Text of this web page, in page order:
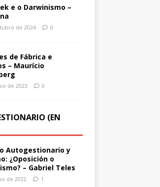
e o Darwinismo –
de 2024 0
de Fábrica e
– Maurício
de 2023 0
(EN
Autogestionario y
¿Oposición o
– Gabriel Teles
de 2022 1